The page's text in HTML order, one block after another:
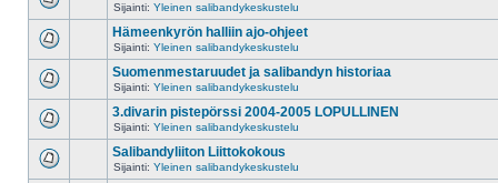
Sijainti: Yleinen salibandykeskustelu
Hämeenkyrön halliin ajo-ohjeet
Sijainti: Yleinen salibandykeskustelu
Suomenmestaruudet ja salibandyn historiaa
Sijainti: Yleinen salibandykeskustelu
3.divarin pistepörssi 2004-2005 LOPULLINEN
Sijainti: Yleinen salibandykeskustelu
Salibandyliiton Liittokokous
Sijainti: Yleinen salibandykeskustelu